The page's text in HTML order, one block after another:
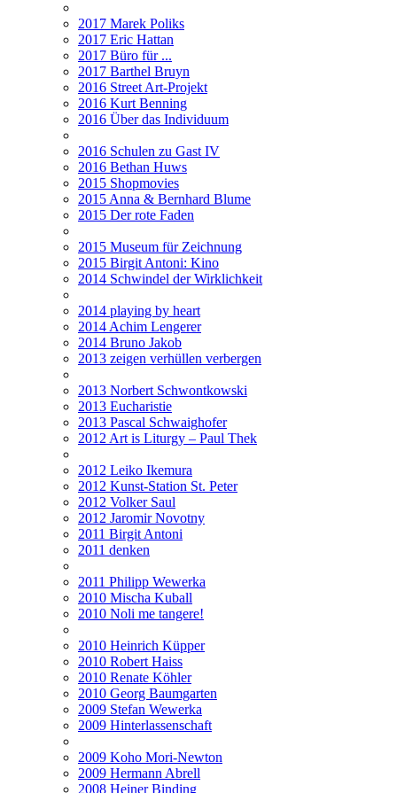
2017 Marek Poliks
2017 Eric Hattan
2017 Büro für ...
2017 Barthel Bruyn
2016 Street Art-Projekt
2016 Kurt Benning
2016 Über das Individuum
2016 Schulen zu Gast IV
2016 Bethan Huws
2015 Shopmovies
2015 Anna & Bernhard Blume
2015 Der rote Faden
2015 Museum für Zeichnung
2015 Birgit Antoni: Kino
2014 Schwindel der Wirklichkeit
2014 playing by heart
2014 Achim Lengerer
2014 Bruno Jakob
2013 zeigen verhüllen verbergen
2013 Norbert Schwontkowski
2013 Eucharistie
2013 Pascal Schwaighofer
2012 Art is Liturgy – Paul Thek
2012 Leiko Ikemura
2012 Kunst-Station St. Peter
2012 Volker Saul
2012 Jaromir Novotny
2011 Birgit Antoni
2011 denken
2011 Philipp Wewerka
2010 Mischa Kuball
2010 Noli me tangere!
2010 Heinrich Küpper
2010 Robert Haiss
2010 Renate Köhler
2010 Georg Baumgarten
2009 Stefan Wewerka
2009 Hinterlassenschaft
2009 Koho Mori-Newton
2009 Hermann Abrell
2008 Heiner Binding